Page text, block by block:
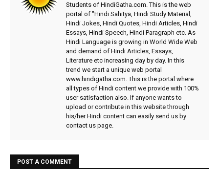
Students of HindiGatha.com. This is the web
portal of "Hindi Sahitya, Hindi Study Material,
Hindi Jokes, Hindi Quotes, Hindi Articles, Hindi
Essays, Hindi Speech, Hindi Paragraph etc. As
Hindi Language is growing in World Wide Web
and demand of Hindi Articles, Essays,
Literature etc increasing day by day. In this
trend we start a unique web portal
www.hindigatha.com. This is the portal where
all types of Hindi content we provide with 100%
user satisfaction also. If anyone wants to
upload or contribute in this website through
his/her Hindi content can easily send us by
contact us page.
POST A COMMENT